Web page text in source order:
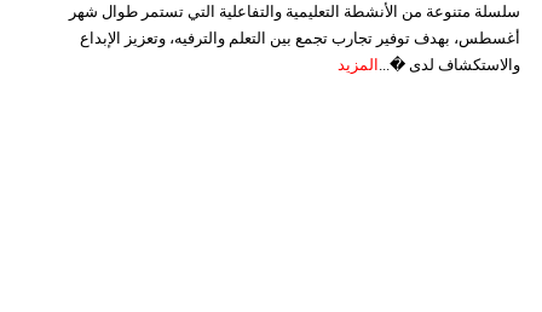
سلسلة متنوعة من الأنشطة التعليمية والتفاعلية التي تستمر طوال شهر
أغسطس، بهدف توفير تجارب تجمع بين التعلم والترفيه، وتعزيز الإبداع
والاستكشاف لدى �... المزيد